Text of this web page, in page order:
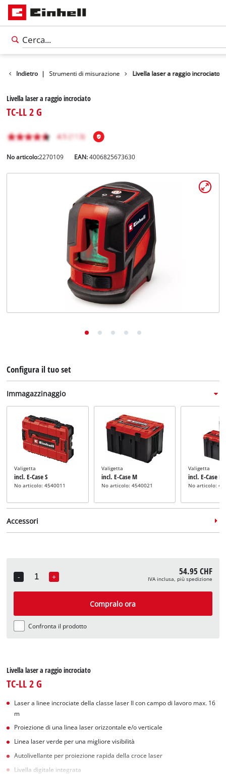
Indietro |
Utensili Strumenti di misurazione Livella laser a raggio incrociato
Livella laser a raggio incrociato
TC-LL 2 G
No articolo:2270109 EAN:4006825673630
Configura il tuo set
Immagazzinaggio
Valigetta
incl. E-Case S
No articolo: 4540011
Valigetta
incl. E-Case M
No articolo: 4540021
Valigetta
incl. E-Case L
No articolo:
Accessori
-
Quantity
+ 54.95 CHF
IVA inclusa, più spedizione
Compralo ora
Confronta il prodotto
Livella laser a raggio incrociato
TC-LL 2 G
Laser a linee incrociate della classe laser II con campo di lavoro max. 16
m
Proiezione di una linea laser orizzontale e/o verticale
Linea laser verde per una migliore visibilità
Autolivellante per proiezione rapida della croce laser
Livella digitale integrata